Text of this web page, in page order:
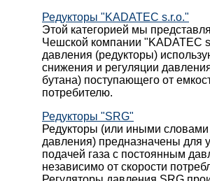
Редукторы "KADATEC s.r.o."
Этой категорией мы
Чешской компании "KADATEC
давления (редукторы)
снижения и регуляции
бутана) поступающего от
потребителю.
Редукторы "SRG"
Редукторы (или иными словами
давления) предназначены для
подачей газа с постоянным
независимо от скорости